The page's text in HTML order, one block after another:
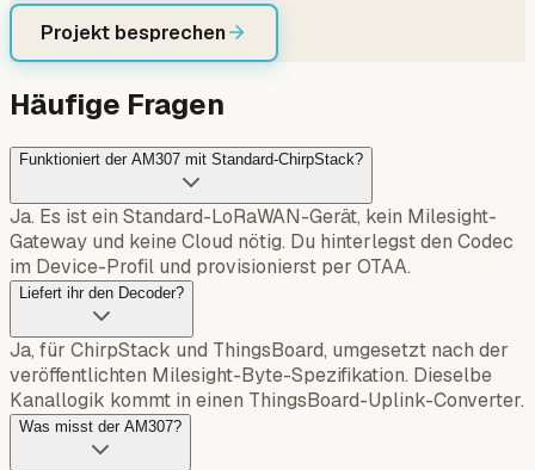
Projekt besprechen
Häufige Fragen
Funktioniert der AM307 mit Standard-ChirpStack?
Ja. Es ist ein Standard-LoRaWAN-Gerät, kein Milesight-
Gateway und keine Cloud nötig. Du hinterlegst den Codec
im Device-Profil und provisionierst per OTAA.
Liefert ihr den Decoder?
Ja, für ChirpStack und ThingsBoard, umgesetzt nach der
veröffentlichten Milesight-Byte-Spezifikation. Dieselbe
Kanallogik kommt in einen ThingsBoard-Uplink-Converter.
Was misst der AM307?